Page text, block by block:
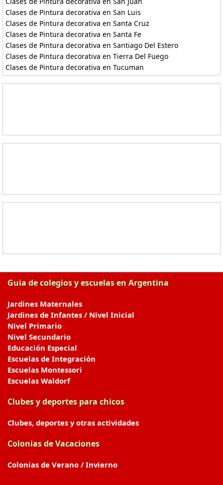
Clases de Pintura decorativa en San Luis
Clases de Pintura decorativa en Santa Cruz
Clases de Pintura decorativa en Santa Fe
Clases de Pintura decorativa en Santiago Del Estero
Clases de Pintura decorativa en Tierra Del Fuego
Clases de Pintura decorativa en Tucuman
Guia de colegios y escuelas en Argentina
Jardines Maternales
Jardines de Infantes / Nivel Inicial
Nivel Primario
Nivel Secundario
Educación Especial
Escuelas de Integración
Escuelas Montessori
Escuelas Waldorf
Clubes y deportes para chicos
Clubes, deportes y otras actividades
Colonias de Vacaciones
Colonias de Verano / Invierno